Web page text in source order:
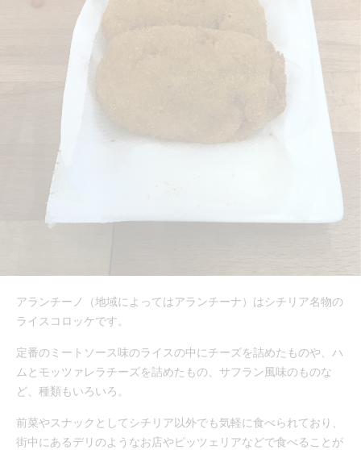
アランチーノ（地域によってはアランチーナ）はシチリア名物の
ライスコロッケです。
定番のミートソース味のライスの中にチーズを詰めたものや、ハ
ムとモッツァレラチーズを詰めたもの、サフラン風味のものな
ど、種類もいろいろ。
前菜やスナックとしてシチリア以外でも気軽に食べられており、
街中にあるデリのようなお店やピッツェリアなどで食べることが